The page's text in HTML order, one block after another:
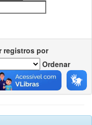
registros por
Ordenar